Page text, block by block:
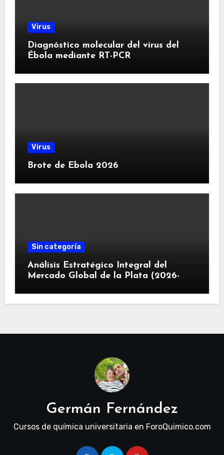
Virus
Diagnóstico molecular del virus del
Ébola mediante RT-PCR
Virus
Brote de Ebola 2026
Sin categoría
Análisis Estratégico Integral del
Mercado Global de la Plata (2026-
Estructural, Revolución Industrial
Germán Fernández
Cursos de química universitaria en ForoQuimico.com